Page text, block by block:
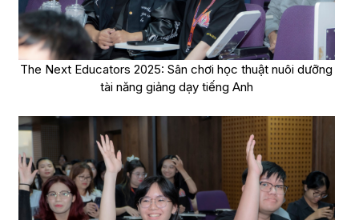
The Next Educators 2025: Sân chơi học thuật nuôi dưỡng
tài năng giảng dạy tiếng Anh